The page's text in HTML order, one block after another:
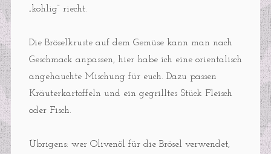
„kohlig“ riecht.
Die Bröselkruste auf dem Gemüse kann man nach
Geschmack anpassen, hier habe ich eine orientalisch
angehauchte Mischung für euch. Dazu passen
Kräuterkartoffeln und ein gegrilltes Stück Fleisch
oder Fisch.
Übrigens: wer Olivenöl für die Brösel verwendet,